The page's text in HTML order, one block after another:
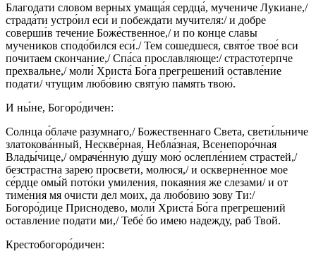
Благодати словом верных умаща́я сердца́, мучениче Лукиане,/
страда́ти устро́ил еси́ и побеждати мучителя:/ и добре
соверши́в течение Боже́ственное,/ и по конце славы
мучеников сподо́бился еси́./ Тем сошедшеся, свято́е твое́ вси
почитаем скончание,/ Спа́са прославляюще:/ страстотерпче
прехвальне,/ моли́ Христа́ Бо́га прегрешений оставле́ние
подати/ чтущим любо́вию святу́ю па́мять твою́.
И ны́не, Богоро́дичен:
Солнца о́блаче разумнаго,/ Божественнаго Света, свети́льниче
златокова́нный, Нескве́рная, Небла́зная, Всенепоро́чная
Влады́чице,/ омраче́нную ду́шу мою́ ослепле́нием страстей,/
безстрастна зарею просвети́, молюся,/ и оскверне́нное мое
се́рдце омы́й пото́ки умиления, покаяния же слезами/ и от
тиме́ния мя очисти дел моих, да любо́вию зову Ти:/
Богоро́дице Приснодево, моли́ Христа́ Бо́га прегрешений
оставле́ние подати ми,/ Тебе́ бо имею надежду, раб Твой.
Крестобогоро́дичен: